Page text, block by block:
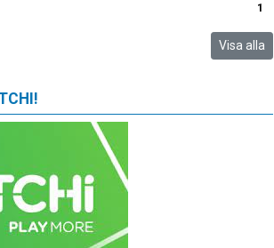
1
Visa alla